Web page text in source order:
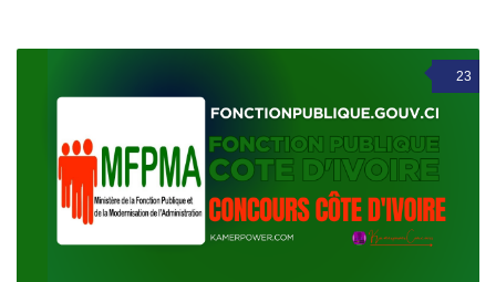
23